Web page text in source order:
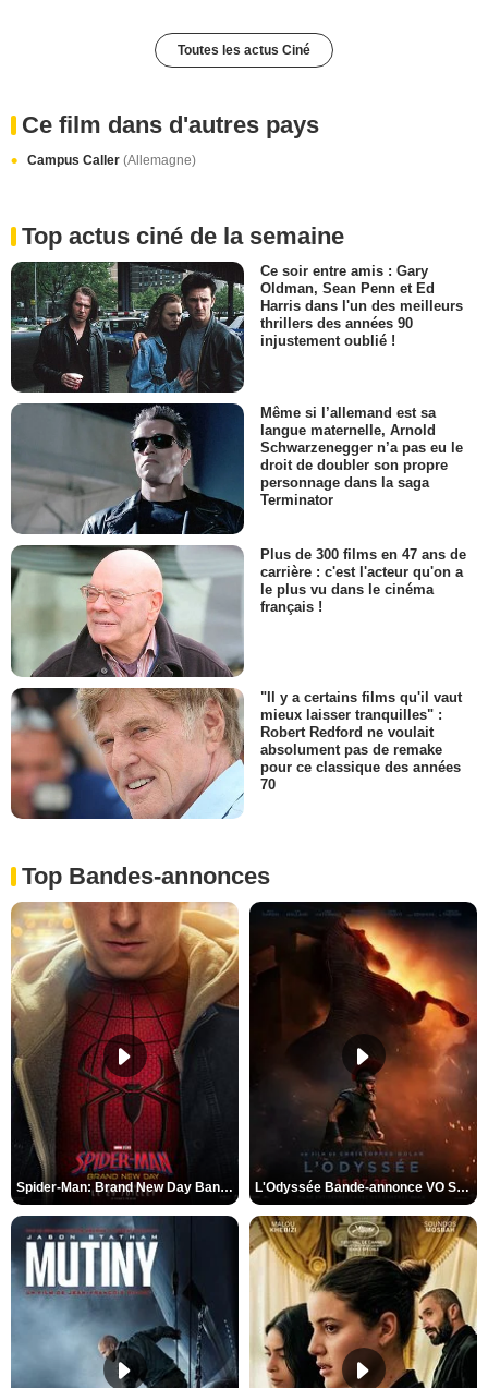
Toutes les actus Ciné
Ce film dans d'autres pays
Campus Caller (Allemagne)
Top actus ciné de la semaine
Ce soir entre amis : Gary
Oldman, Sean Penn et Ed
Harris dans l'un des meilleurs
thrillers des années 90
injustement oublié !
Même si l’allemand est sa
langue maternelle, Arnold
Schwarzenegger n’a pas eu le
droit de doubler son propre
personnage dans la saga
Terminator
Plus de 300 films en 47 ans de
carrière : c'est l'acteur qu'on a
le plus vu dans le cinéma
français !
"Il y a certains films qu'il vaut
mieux laisser tranquilles" :
Robert Redford ne voulait
absolument pas de remake
pour ce classique des années
70
Top Bandes-annonces
Spider-Man: Brand New Day Bande-annonce VO STFR L'Odyssée Bande-annonce VO STFR